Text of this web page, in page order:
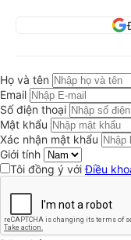
Họ và tên
Email
Số điện thoại
Mật khẩu
Xác nhận mật khẩu
Giới tính
Tôi đồng ý vớiĐiều